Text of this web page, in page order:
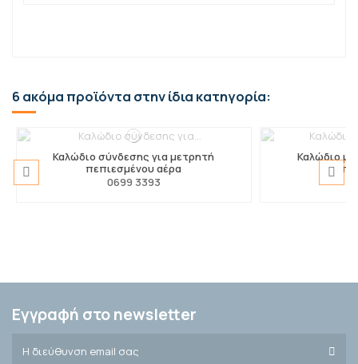
6 ακόμα προϊόντα στην ίδια κατηγορία:
Καλώδιο σύνδεσης για μετρητή
πεπιεσμένου αέρα
0699 3393
Καλώδιο με
Εγγραφή στο newsletter